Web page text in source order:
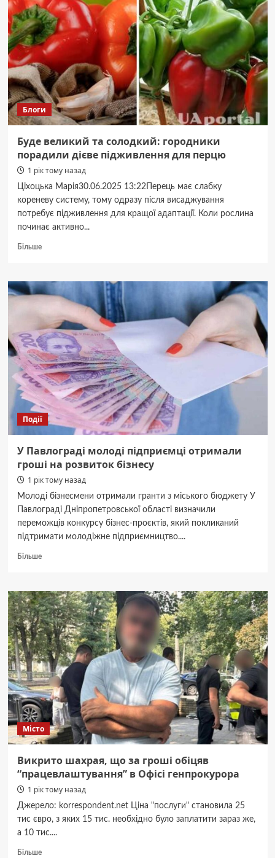
ідеального
столу
Блоги
Буде великий та солодкий: городники
порадили дієве підживлення для перцю
1 рік тому назад
Ціхоцька Марія30.06.2025 13:22Перець має слабку
кореневу систему, тому одразу після висаджування
потребує підживлення для кращої адаптації. Коли рослина
починає активно...
БільшеДокладніше
великий
та
солодкий:
городники
порадили
дієве
підживлення
для
перцю
Події
У Павлограді молоді підприємці отримали
гроші на розвиток бізнесу
1 рік тому назад
Молоді бізнесмени отримали гранти з міського бюджету У
Павлограді Дніпропетровської області визначили
переможців конкурсу бізнес-проєктів, який покликаний
підтримати молодіжне підприємництво....
БільшеДокладніше
Павлограді
молоді
підприємці
отримали
гроші
на
розвиток
бізнесу
Місто
Викрито шахрая, що за гроші обіцяв
“працевлаштування” в Офісі генпрокурора
1 рік тому назад
Джерело: korrespondent.net Ціна "послуги" становила 25
тис євро, з яких 15 тис. необхідно було заплатити зараз же,
а 10 тис....
БільшеДокладніше